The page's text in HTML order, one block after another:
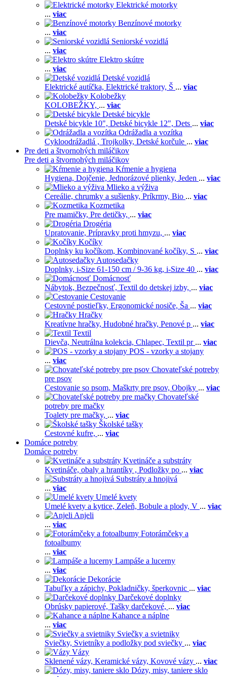
Elektrické motorky
... viac
Benzínové motorky
... viac
Seniorské vozidlá
... viac
Elektro skútre
... viac
Detské vozidlá
Elektrické autíčka, Elektrické traktory, Š ... viac
Kolobežky
KOLOBEŽKY, ... viac
Detské bicykle
Detské bicykle 10", Detské bicykle 12", Dets ... viac
Odrážadla a vozítka
Cykloodrážadlá , Trojkolky, Detské korčule ... viac
Pre deti a štvornohých miláčikov
Pre deti a štvornohých miláčikov
Kŕmenie a hygiena
Hygiena, Dojčenie, Jednorázové plienky, Jeden ... viac
Mlieko a výživa
Cereálie, chrumky a sušienky, Príkrmy, Bio ... viac
Kozmetika
Pre mamičky, Pre detičky, ... viac
Drogéria
Upratovanie, Prípravky proti hmyzu, ... viac
Kočíky
Doplnky ku kočíkom, Kombinované kočíky, S ... viac
Autosedačky
Doplnky, i-Size 61-150 cm / 9-36 kg, i-Size 40 ... viac
Domácnosť
Nábytok, Bezpečnosť, Textil do detskej izby, ... viac
Cestovanie
Cestovné postieľky, Ergonomické nosiče, Ša ... viac
Hračky
Kreatívne hračky, Hudobné hračky, Penové p ... viac
Textil
Dievča, Neutrálna kolekcia, Chlapec, Textil pr ... viac
POS - vzorky a stojany
... viac
Chovateľské potreby
pre psov
Cestovanie so psom, Maškrty pre psov, Obojky ... viac
Chovateľské
potreby pre mačky
Toalety pre mačky, ... viac
Školské tašky
Cestovné kufre, ... viac
Domáce potreby
Domáce potreby
Kvetináče a substráty
Kvetináče, obaly a hrantíky , Podložky po ... viac
Substráty a hnojivá
... viac
Umelé kvety
Umelé kvety a kytice, Zeleň, Bobule a plody, V ... viac
Anjeli
... viac
Fotorámčeky a
fotoalbumy
... viac
Lampáše a lucerny
... viac
Dekorácie
Tabuľky a zápichy, Pokladničky, šperkovnic ... viac
Darčekové doplnky
Obrúsky papierové, Tašky darčekové, ... viac
Kahance a náplne
... viac
Sviečky a svietniky
Sviečky, Svietníky a podložky pod sviečky ... viac
Vázy
Sklenené vázy, Keramické vázy, Kovové vázy ... viac
Dózy, misy, taniere sklo